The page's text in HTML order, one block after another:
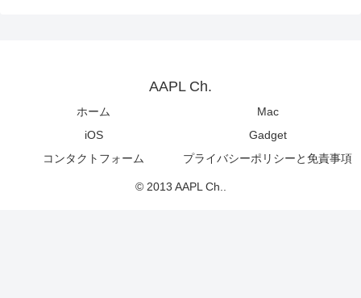
AAPL Ch.
ホーム
Mac
iOS
Gadget
コンタクトフォーム
プライバシーポリシーと免責事項
© 2013 AAPL Ch..